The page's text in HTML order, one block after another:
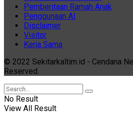
Pemberitaan Ramah Anak
Penggunaan AI
Disclaimer
Visitor
Kerja Sama
© 2022 Sekitarkaltim.id - Cendana
Reserved.
No Result
View All Result